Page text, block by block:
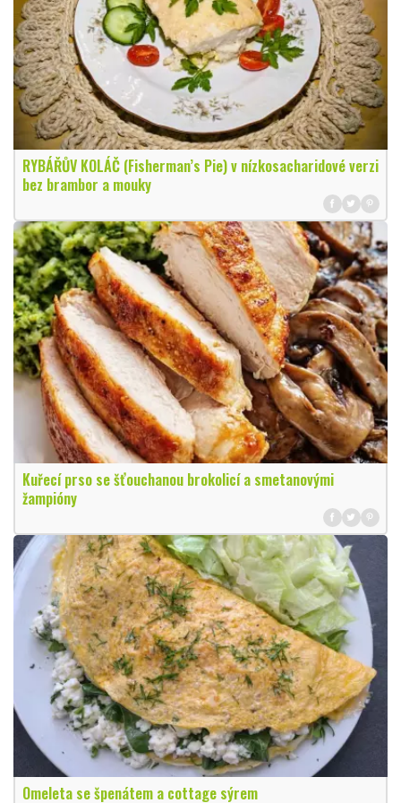
RYBÁŘŮV KOLÁČ (Fisherman’s Pie) v nízkosacharidové verzi
bez brambor a mouky
Kuřecí prso se šťouchanou brokolicí a smetanovými
žampióny
Omeleta se špenátem a cottage sýrem